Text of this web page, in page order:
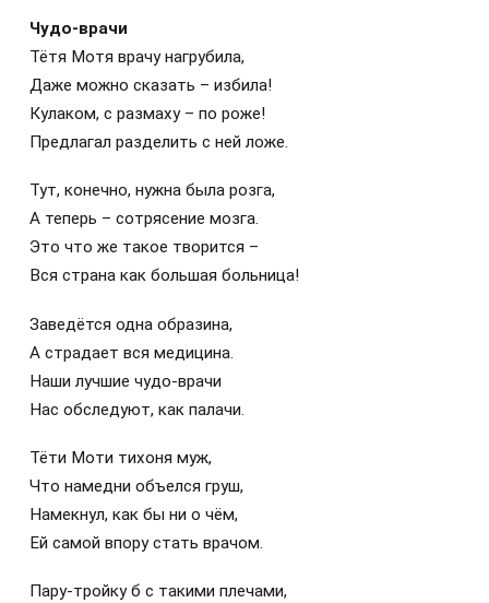
Чудо-врачи
Тётя Мотя врачу нагрубила,
Даже можно сказать – избила!
Кулаком, с размаху – по роже!
Предлагал разделить с ней ложе.
Тут, конечно, нужна была розга,
А теперь – сотрясение мозга.
Это что же такое творится –
Вся страна как большая больница!
Заведётся одна образина,
А страдает вся медицина.
Наши лучшие чудо-врачи
Нас обследуют, как палачи.
Тёти Моти тихоня муж,
Что намедни объелся груш,
Намекнул, как бы ни о чём,
Ей самой впору стать врачом.
Пару-тройку б с такими плечами,